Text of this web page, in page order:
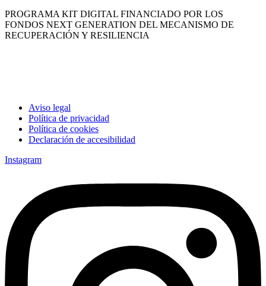
PROGRAMA KIT DIGITAL FINANCIADO POR LOS
FONDOS NEXT GENERATION DEL MECANISMO DE
RECUPERACIÓN Y RESILIENCIA
Aviso legal
Política de privacidad
Política de cookies
Declaración de accesibilidad
Instagram